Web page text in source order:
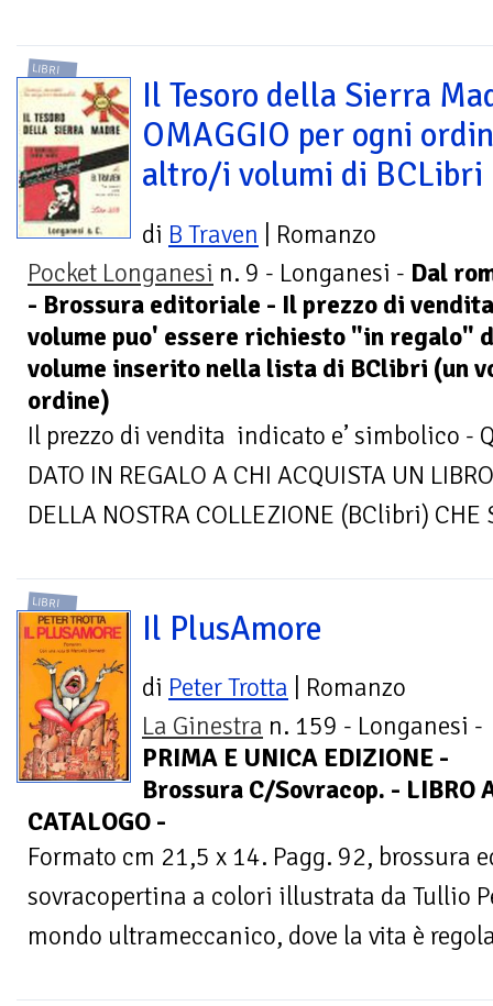
LIBRI
Il Tesoro della Sierra
OMAGGIO per ogni
altro/i volumi di BCLibri
di B Traven | Romanzo
Pocket Longanesi n. 9 - Longanesi - Dal
- Brossura editoriale - Il prezzo di
volume puo' essere richiesto "in regalo"
volume inserito nella lista di BClibri (un
ordine)
Il prezzo di vendita indicato e’ simbolico -
DATO IN REGALO A CHI ACQUISTA UN
DELLA NOSTRA COLLEZIONE (BClibri) CHE
LIBRI
Il PlusAmore
di Peter Trotta | Romanzo
La Ginestra n. 159 - Longanesi -
PRIMA E UNICA EDIZIONE -
Brossura C/Sovracop. - LIBRO
CATALOGO -
Formato cm 21,5 x 14. Pagg. 92, brossura
sovracopertina a colori illustrata da Tullio
mondo ultrameccanico, dove la vita è